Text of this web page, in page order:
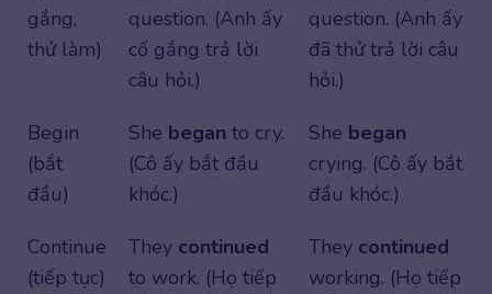
gắng,
thử làm)
question. (Anh ấy
cố gắng trả lời
câu hỏi.)
question. (Anh ấy
đã thử trả lời câu
hỏi.)
Begin
(bắt
đầu)
She began to cry.
(Cô ấy bắt đầu
khóc.)
She began
crying. (Cô ấy bắt
đầu khóc.)
Continue
(tiếp tục)
They continued
to work. (Họ tiếp
They continued
working. (Họ tiếp